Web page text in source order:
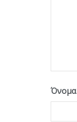
Όνομα